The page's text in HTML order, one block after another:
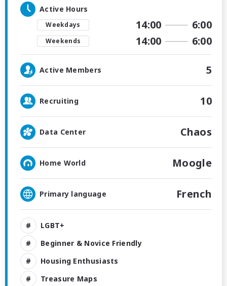
Active Hours
Weekdays 14:00 6:00
Weekends 14:00 6:00
Active Members 5
Recruiting 10
Data Center Chaos
Home World Moogle
Primary language French
LGBT+
Beginner & Novice Friendly
Housing Enthusiasts
Treasure Maps